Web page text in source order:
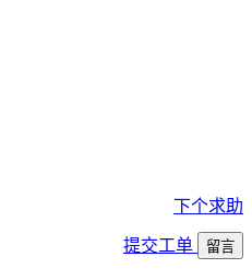
下个求助
提交工单 留言